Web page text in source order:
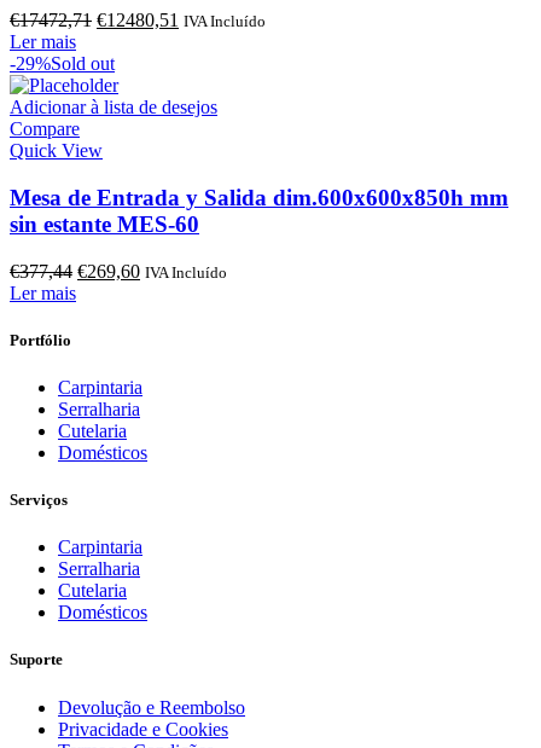
€17472,71 O
original
era:
€17472,71.
€12480,51 O
€12480,51.
IVA Incluído
Ler mais
-29%Sold out
Adicionar à lista de desejos
Compare
Quick View
Mesa de Entrada y Salida dim.600x600x850h mm
sin estante MES-60
€377,44 O
€269,60OIVA Incluído
Ler mais
Portfólio
Carpintaria
Serralharia
Cutelaria
Domésticos
Serviços
Carpintaria
Serralharia
Cutelaria
Domésticos
Suporte
Devolução e Reembolso
Privacidade e Cookies